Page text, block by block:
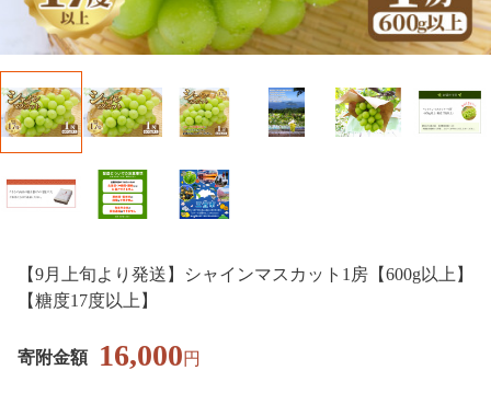
【9月上旬より発送】シャインマスカット1房【600g以上】
【糖度17度以上】
寄附金額 16,000円